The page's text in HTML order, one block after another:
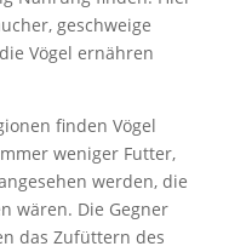
geschweige
Vögel ernähren
finden Vögel
weniger Futter,
werden, die
wären. Die Gegner
das Zufüttern des